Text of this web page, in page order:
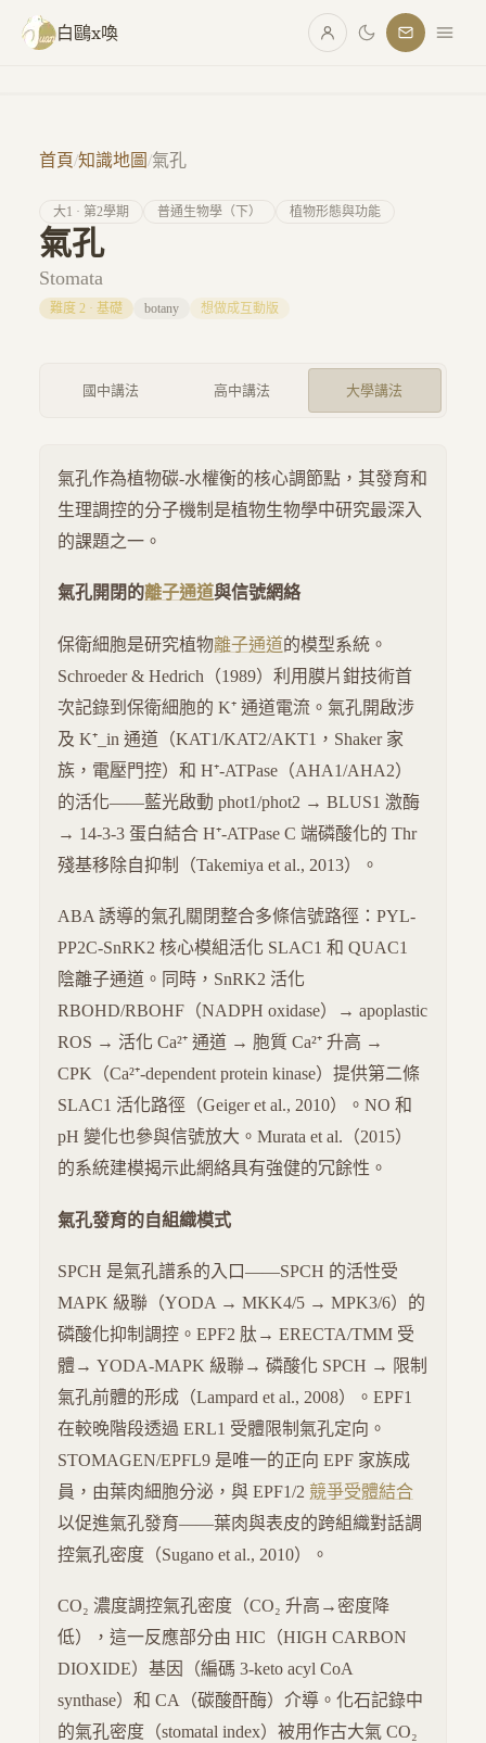
跳至主要內容
白鷗x喚
首頁/知識地圖/氣孔
大1 · 第2學期 普通生物學（下） 植物形態與功能
氣孔
Stomata
難度 2 · 基礎 botany 想做成互動版
國中講法 高中講法 大學講法
氣孔作為植物碳-水權衡的核心調節點，其發育和
生理調控的分子機制是植物生物學中研究最深入
的課題之一。
氣孔開閉的離子通道與信號網絡
保衛細胞是研究植物離子通道的模型系統。
Schroeder & Hedrich（1989）利用膜片鉗技術首
次記錄到保衛細胞的 K⁺ 通道電流。氣孔開啟涉
及 K⁺_in 通道（KAT1/KAT2/AKT1，Shaker 家
族，電壓門控）和 H⁺-ATPase（AHA1/AHA2）
的活化——藍光啟動 phot1/phot2 → BLUS1 激酶
→ 14-3-3 蛋白結合 H⁺-ATPase C 端磷酸化的 Thr
殘基移除自抑制（Takemiya et al., 2013）。
ABA 誘導的氣孔關閉整合多條信號路徑：PYL-
PP2C-SnRK2 核心模組活化 SLAC1 和 QUAC1
陰離子通道。同時，SnRK2 活化
RBOHD/RBOHF（NADPH oxidase）→ apoplastic
ROS → 活化 Ca²⁺ 通道 → 胞質 Ca²⁺ 升高 →
CPK（Ca²⁺-dependent protein kinase）提供第二條
SLAC1 活化路徑（Geiger et al., 2010）。NO 和
pH 變化也參與信號放大。Murata et al.（2015）
的系統建模揭示此網絡具有強健的冗餘性。
氣孔發育的自組織模式
SPCH 是氣孔譜系的入口——SPCH 的活性受
MAPK 級聯（YODA → MKK4/5 → MPK3/6）的
磷酸化抑制調控。EPF2 肽→ ERECTA/TMM 受
體→ YODA-MAPK 級聯→ 磷酸化 SPCH → 限制
氣孔前體的形成（Lampard et al., 2008）。EPF1
在較晚階段透過 ERL1 受體限制氣孔定向。
STOMAGEN/EPFL9 是唯一的正向 EPF 家族成
員，由葉肉細胞分泌，與 EPF1/2 競爭受體結合
以促進氣孔發育——葉肉與表皮的跨組織對話調
控氣孔密度（Sugano et al., 2010）。
CO₂ 濃度調控氣孔密度（CO₂ 升高→密度降
低），這一反應部分由 HIC（HIGH CARBON
DIOXIDE）基因（編碼 3-keto acyl CoA
synthase）和 CA（碳酸酐酶）介導。化石記錄中
的氣孔密度（stomatal index）被用作古大氣 CO₂